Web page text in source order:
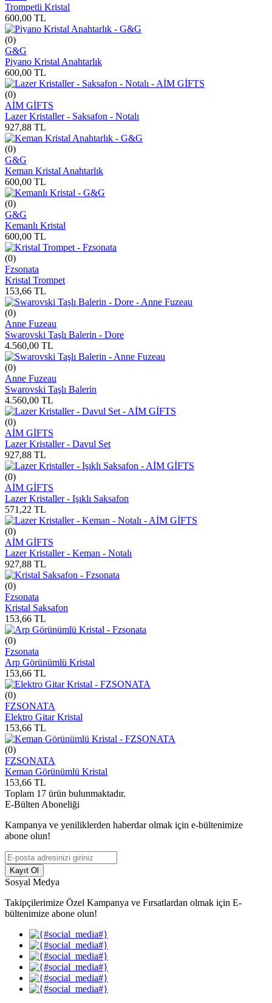
Trompetli Kristal
600,00 TL
(0)
G&G
Piyano Kristal Anahtarlık
600,00 TL
(0)
AİM GİFTS
Lazer Kristaller - Saksafon - Notalı
927,88 TL
(0)
G&G
Keman Kristal Anahtarlık
600,00 TL
(0)
G&G
Kemanlı Kristal
600,00 TL
(0)
Fzsonata
Kristal Trompet
153,66 TL
(0)
Anne Fuzeau
Swarovski Taşlı Balerin - Dore
4.560,00 TL
(0)
Anne Fuzeau
Swarovski Taşlı Balerin
4.560,00 TL
(0)
AİM GİFTS
Lazer Kristaller - Davul Set
927,88 TL
(0)
AİM GİFTS
Lazer Kristaller - Işıklı Saksafon
571,22 TL
(0)
AİM GİFTS
Lazer Kristaller - Keman - Notalı
927,88 TL
(0)
Fzsonata
Kristal Saksafon
153,66 TL
(0)
Fzsonata
Arp Görünümlü Kristal
153,66 TL
(0)
FZSONATA
Elektro Gitar Kristal
153,66 TL
(0)
FZSONATA
Keman Görünümlü Kristal
153,66 TL
Toplam 17 ürün bulunmaktadır.
E-Bülten Aboneliği
Kampanya ve yeniliklerden haberdar olmak için e-bültenimize
abone olun!
Kayıt Ol
Sosyal Medya
Takipçilerimize Özel Kampanya ve Fırsatlardan olmak için E-
bültenimize abone olun!